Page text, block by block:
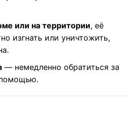
или на территории, её
изгнать или уничтожить,
— немедленно обратиться за